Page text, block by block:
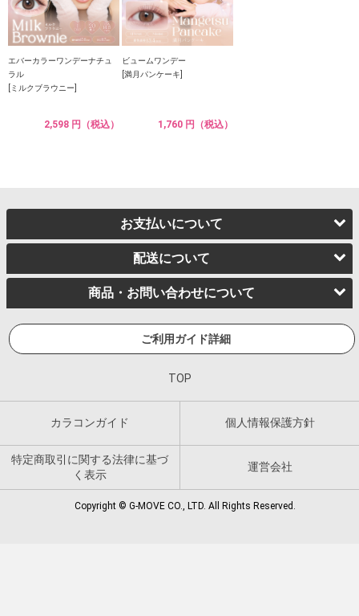
エバーカラーワンデーナチュ
ラル
[ミルクブラウニー]
2,598 円（税込）
ビュームワンデー
[満月パンケーキ]
1,760 円（税込）
お支払いについて
配送について
商品・お問い合わせについて
ご利用ガイド詳細
TOP
カラコンガイド 個人情報保護方針
特定商取引に関する法律に基づ
く表示
運営会社
Copyright © G-MOVE CO., LTD. All Rights Reserved.